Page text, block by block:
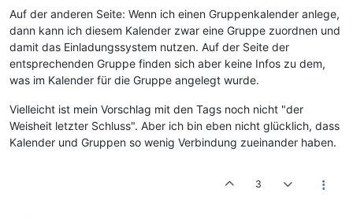
Auf der anderen Seite: Wenn ich einen Gruppenkalender anlege,
dann kann ich diesem Kalender zwar eine Gruppe zuordnen und
damit das Einladungssystem nutzen. Auf der Seite der
entsprechenden Gruppe finden sich aber keine Infos zu dem,
was im Kalender für die Gruppe angelegt wurde.
Vielleicht ist mein Vorschlag mit den Tags noch nicht "der
Weisheit letzter Schluss". Aber ich bin eben nicht glücklich, dass
Kalender und Gruppen so wenig Verbindung zueinander haben.
3